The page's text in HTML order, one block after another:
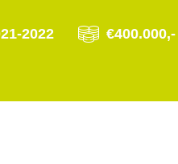
2022 €400.000,-